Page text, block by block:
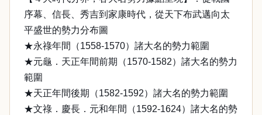
序幕、信長、秀吉到家康時代，從天下布武邁向太
平盛世的勢力分布圖
★永祿年間（1558-1570）諸大名的勢力範圍
★元龜．天正年間前期（1570-1582）諸大名的勢力
範圍
★天正年間後期（1582-1592）諸大名的勢力範圍
★文祿．慶長．元和年間（1592-1624）諸大名的勢